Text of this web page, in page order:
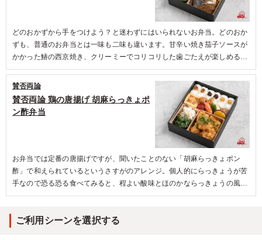
どのおかずから手をつけよう？と迷わずにはいられないお弁当。どのおか
ずも、普通のお弁当とは一味も二味も違います。甘辛い焼き茄子ソースが
かかった鰆の西京焼き、クリーミーでコリコリした歯ごたえが楽しめるポ
テトサラダ、ほろ苦さがクセになる青菜の胡麻和え、杏子の香りと優しい
甘さが嬉しい杏子トマト。全てのおかずに賛否両論のこだわりが感じられ
ました。幅広い年齢層のお客さまに食べていただきたいお弁当です。
賛否両論 鶏の唐揚げ 胡麻らっきょポ
ン酢弁当
賛否両論
お弁当では定番の唐揚げですが、聞いたことのない「胡麻らっきょポン
酢」で和えられているというさすがのアレンジ。個人的にらっきょうが苦
手なので恐る恐る食べてみると、程よい酸味とほのかならっきょうの風
味。胡麻やネギも香り良く、唐揚げ自体とのバランスも良く美味。らっき
おかき揚げは初めての食感、これまた初めての杏トマトもフルーツのよう
ご利用シーンを選択する